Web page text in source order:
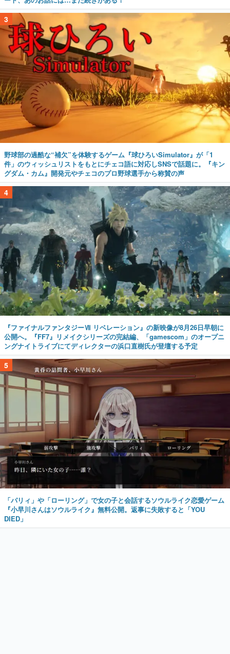
3
野球部の過酷な“補欠”を体験するゲーム『球ひろいSimulator』が「1
件」のウィッシュリストをもとにチェコ語に対応しSNSで話題に。『キン
グダム・カム』開発元やチェコのプロ野球選手から称賛の声
4
『ファイナルファンタジーⅦ リベレーション』の新映像が8月26日早朝に
公開へ。『FF7』リメイクシリーズの完結編、「gamescom」のオープニ
ングナイトライブにてディレクターの浜口直樹氏が登壇する予定
5
「パリィ」や「ローリング」で女の子と会話するソウルライク恋愛ゲーム
『小早川さんはソウルライク』無料公開。返事に失敗すると「YOU
DIED」